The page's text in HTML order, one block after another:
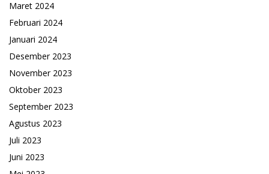
Maret 2024
Februari 2024
Januari 2024
Desember 2023
November 2023
Oktober 2023
September 2023
Agustus 2023
Juli 2023
Juni 2023